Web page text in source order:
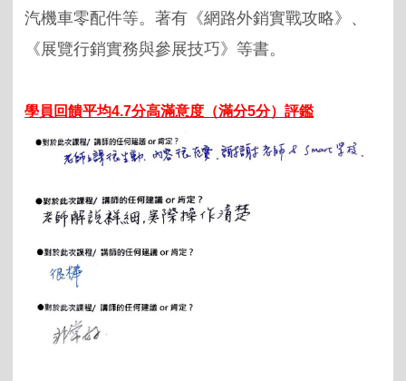
汽機車零配件等。著有《網路外銷實戰攻略》、
《展覽行銷實務與參展技巧》等書。
學員回饋平均4.7分高滿意度（滿分5分）評鑑